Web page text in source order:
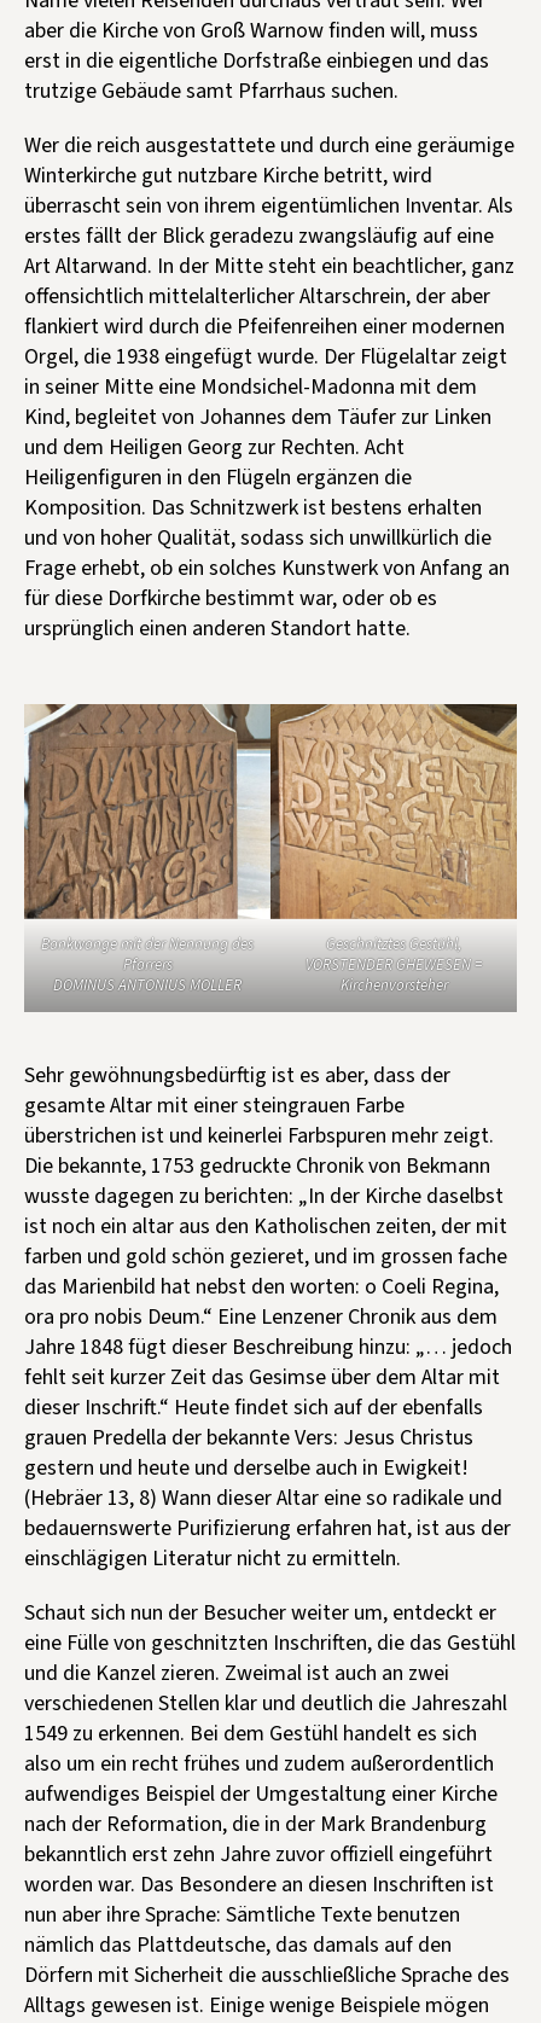
aber die Kirche von Groß Warnow finden will, muss
erst in die eigentliche Dorfstraße einbiegen und das
trutzige Gebäude samt Pfarrhaus suchen.
Wer die reich ausgestattete und durch eine geräumige
Winterkirche gut nutzbare Kirche betritt, wird
überrascht sein von ihrem eigentümlichen Inventar. Als
erstes fällt der Blick geradezu zwangsläufig auf eine
Art Altarwand. In der Mitte steht ein beachtlicher, ganz
offensichtlich mittelalterlicher Altarschrein, der aber
flankiert wird durch die Pfeifenreihen einer modernen
Orgel, die 1938 eingefügt wurde. Der Flügelaltar zeigt
in seiner Mitte eine Mondsichel-Madonna mit dem
Kind, begleitet von Johannes dem Täufer zur Linken
und dem Heiligen Georg zur Rechten. Acht
Heiligenfiguren in den Flügeln ergänzen die
Komposition. Das Schnitzwerk ist bestens erhalten
und von hoher Qualität, sodass sich unwillkürlich die
Frage erhebt, ob ein solches Kunstwerk von Anfang an
für diese Dorfkirche bestimmt war, oder ob es
ursprünglich einen anderen Standort hatte.
Bankwange mit der Nennung des
Pfarrers
DOMINUS ANTONIUS MOLLER
Geschnitztes Gestühl,
VORSTENDER GHEWESEN =
Kirchenvorsteher
Sehr gewöhnungsbedürftig ist es aber, dass der
gesamte Altar mit einer steingrauen Farbe
überstrichen ist und keinerlei Farbspuren mehr zeigt.
Die bekannte, 1753 gedruckte Chronik von Bekmann
wusste dagegen zu berichten: „In der Kirche daselbst
ist noch ein altar aus den Katholischen zeiten, der mit
farben und gold schön gezieret, und im grossen fache
das Marienbild hat nebst den worten: o Coeli Regina,
ora pro nobis Deum.“ Eine Lenzener Chronik aus dem
Jahre 1848 fügt dieser Beschreibung hinzu: „… jedoch
fehlt seit kurzer Zeit das Gesimse über dem Altar mit
dieser Inschrift.“ Heute findet sich auf der ebenfalls
grauen Predella der bekannte Vers: Jesus Christus
gestern und heute und derselbe auch in Ewigkeit!
(Hebräer 13, 8) Wann dieser Altar eine so radikale und
bedauernswerte Purifizierung erfahren hat, ist aus der
einschlägigen Literatur nicht zu ermitteln.
Schaut sich nun der Besucher weiter um, entdeckt er
eine Fülle von geschnitzten Inschriften, die das Gestühl
und die Kanzel zieren. Zweimal ist auch an zwei
verschiedenen Stellen klar und deutlich die Jahreszahl
1549 zu erkennen. Bei dem Gestühl handelt es sich
also um ein recht frühes und zudem außerordentlich
aufwendiges Beispiel der Umgestaltung einer Kirche
nach der Reformation, die in der Mark Brandenburg
bekanntlich erst zehn Jahre zuvor offiziell eingeführt
worden war. Das Besondere an diesen Inschriften ist
nun aber ihre Sprache: Sämtliche Texte benutzen
nämlich das Plattdeutsche, das damals auf den
Dörfern mit Sicherheit die ausschließliche Sprache des
Alltags gewesen ist. Einige wenige Beispiele mögen